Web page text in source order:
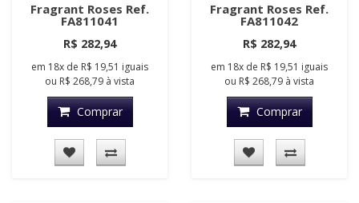
Fragrant Roses Ref.
FA811041
R$ 282,94
em 18x de R$ 19,51 iguais
ou R$ 268,79 à vista
Comprar
Fragrant Roses Ref.
FA811042
R$ 282,94
em 18x de R$ 19,51 iguais
ou R$ 268,79 à vista
Comprar